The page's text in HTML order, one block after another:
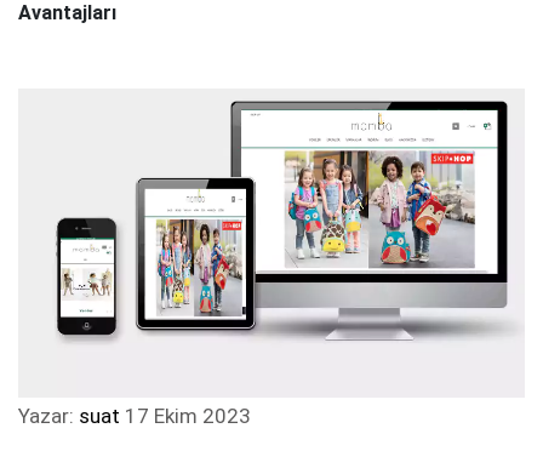
Avantajları
Yazar: suat 17 Ekim 2023